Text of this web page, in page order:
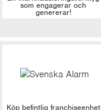
som engagerar och
genererar!
Köp befintlig franchiseenhet